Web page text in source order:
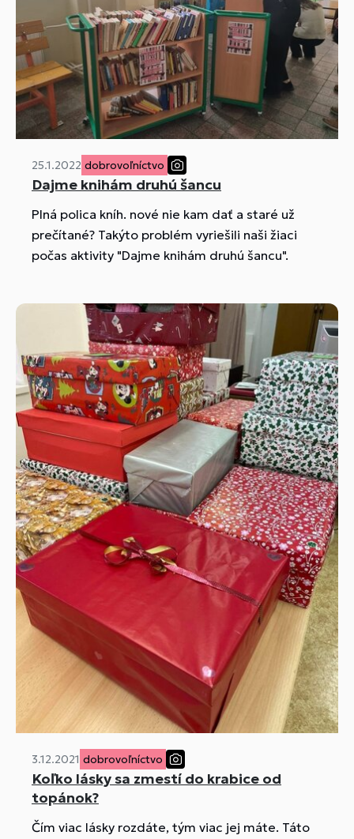
25.1.2022 dobrovoľníctvo
Dajme knihám druhú šancu
Plná polica kníh. nové nie kam dať a staré už
prečítané? Takýto problém vyriešili naši žiaci
počas aktivity "Dajme knihám druhú šancu".
3.12.2021 dobrovoľníctvo
Koľko lásky sa zmestí do krabice od
topánok?
Čím viac lásky rozdáte, tým viac jej máte. Táto